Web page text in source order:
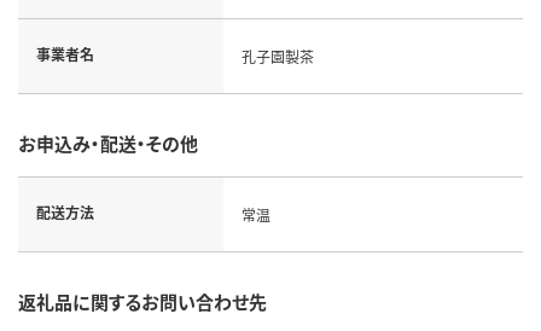
事業者名 孔子園製茶
お申込み・配送・その他
配送方法 常温
返礼品に関するお問い合わせ先